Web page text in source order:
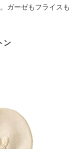
ガーゼもフライスも
ン